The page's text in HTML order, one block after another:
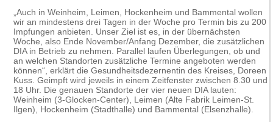
„Auch in Weinheim, Leimen, Hockenheim und Bammental wollen
wir an mindestens drei Tagen in der Woche pro Termin bis zu 200
Impfungen anbieten. Unser Ziel ist es, in der übernächsten
Woche, also Ende November/Anfang Dezember, die zusätzlichen
DIA in Betrieb zu nehmen. Parallel laufen Überlegungen, ob und
an welchen Standorten zusätzliche Termine angeboten werden
können“, erklärt die Gesundheitsdezernentin des Kreises, Doreen
Kuss. Geimpft wird jeweils in einem Zeitfenster zwischen 8.30 und
18 Uhr. Die genauen Standorte der vier neuen DIA lauten:
Weinheim (3-Glocken-Center), Leimen (Alte Fabrik Leimen-St.
Ilgen), Hockenheim (Stadthalle) und Bammental (Elsenzhalle).